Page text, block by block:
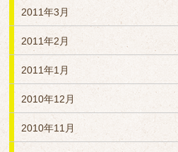
2011年3月
2011年2月
2011年1月
2010年12月
2010年11月